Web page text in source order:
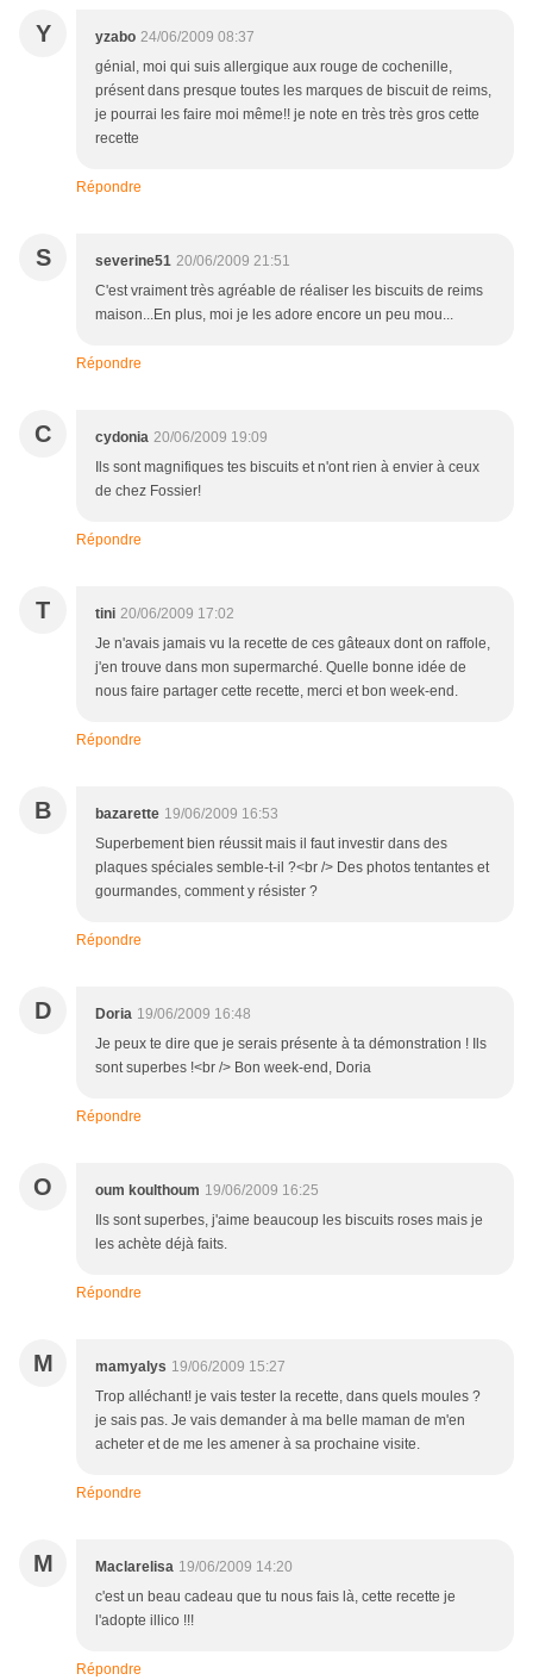
Y yzabo 24/06/2009 08:37
génial, moi qui suis allergique aux rouge de cochenille,
présent dans presque toutes les marques de biscuit de reims,
je pourrai les faire moi même!! je note en très très gros cette
recette
Répondre
S severine51 20/06/2009 21:51
C'est vraiment très agréable de réaliser les biscuits de reims
maison...En plus, moi je les adore encore un peu mou...
Répondre
C cydonia 20/06/2009 19:09
Ils sont magnifiques tes biscuits et n'ont rien à envier à ceux
de chez Fossier!
Répondre
T tini 20/06/2009 17:02
Je n'avais jamais vu la recette de ces gâteaux dont on raffole,
j'en trouve dans mon supermarché. Quelle bonne idée de
nous faire partager cette recette, merci et bon week-end.
Répondre
B bazarette 19/06/2009 16:53
Superbement bien réussit mais il faut investir dans des
plaques spéciales semble-t-il ?<br /> Des photos tentantes et
gourmandes, comment y résister ?
Répondre
D Doria 19/06/2009 16:48
Je peux te dire que je serais présente à ta démonstration ! Ils
sont superbes !<br /> Bon week-end, Doria
Répondre
O oum koulthoum 19/06/2009 16:25
Ils sont superbes, j'aime beaucoup les biscuits roses mais je
les achète déjà faits.
Répondre
M mamyalys 19/06/2009 15:27
Trop alléchant! je vais tester la recette, dans quels moules ?
je sais pas. Je vais demander à ma belle maman de m'en
acheter et de me les amener à sa prochaine visite.
Répondre
M Maclarelisa 19/06/2009 14:20
c'est un beau cadeau que tu nous fais là, cette recette je
l'adopte illico !!!
Répondre